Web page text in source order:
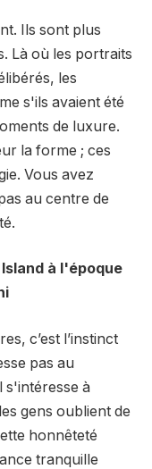
Ils sont plus
Là où les portraits
les
s'ils avaient été
de luxure.
la forme ; ces
Vous avez
au centre de
à l'époque
c’est l’instinct
pas au
s'intéresse à
gens oublient de
honnêteté
tranquille